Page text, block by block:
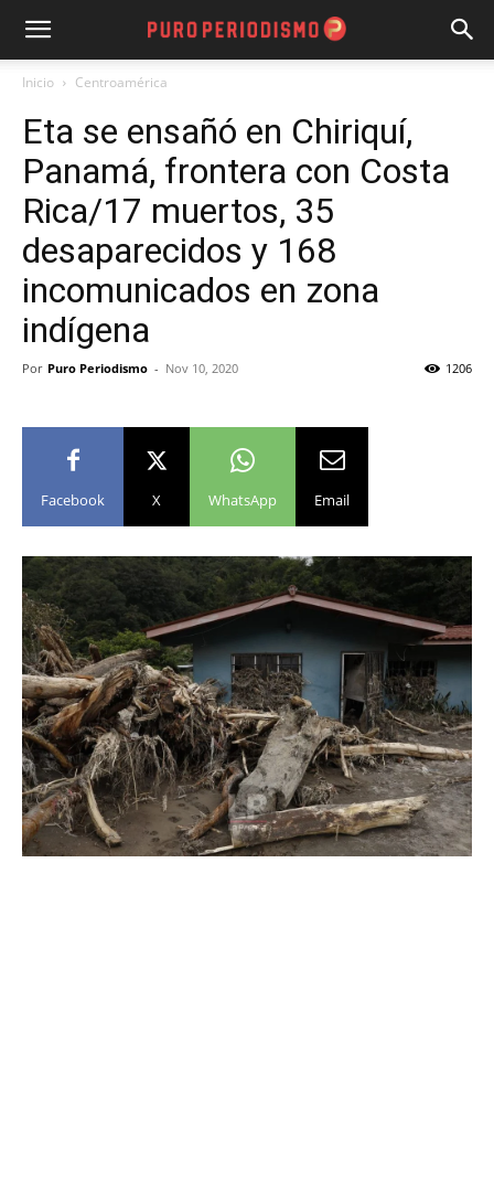
Inicio Centroamérica
Eta se ensañó en Chiriquí,
Panamá, frontera con Costa
Rica/17 muertos, 35
desaparecidos y 168
incomunicados en zona
indígena
Por Puro Periodismo - Nov 10, 2020 1206
Facebook X WhatsApp Email